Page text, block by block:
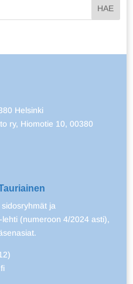
Helsinki
ry, Hiomotie 10, 00380
ja
(numeroon 4/2024 asti),